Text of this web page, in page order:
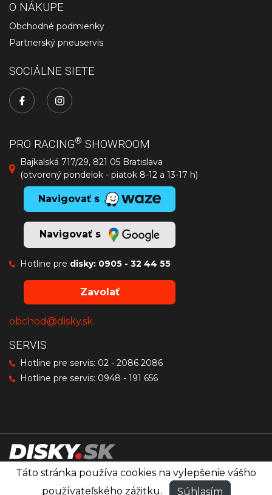
O NÁKUPE
Obchodné podmienky
Partnerský pneuservis
SOCIÁLNE SIETE
PRO RACING® SHOWROOM
Bajkalská 717/29, 821 05 Bratislava
(otvorený pondelok - piatok 8-12 a 13-17 h)
Navigovať s
Navigovať s
Hotline pre disky: 0905 - 32 44 55
Zavolať
obchod@disky.sk
SERVIS
Hotline pre servis: 02 - 2086 2086
Hotline pre servis: 0948 - 191 656
Disky značiek OZ Racing, MSW a Sparco
© PRO RACING®Všetky práva vyhradené.
Táto stránka používa cookies na vylepšenie vášho
používateľského zážitku.
Súhlasím